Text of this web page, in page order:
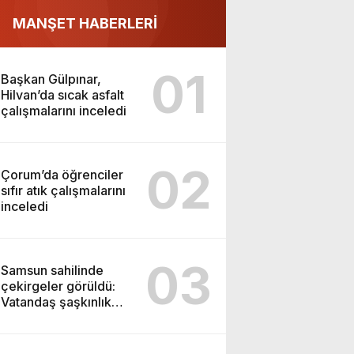
MANŞET HABERLERİ
Başkan Gülpınar,
Hilvan’da sıcak asfalt
çalışmalarını inceledi
01
Çorum’da öğrenciler
sıfır atık çalışmalarını
inceledi
02
Samsun sahilinde
çekirgeler görüldü:
Vatandaş şaşkınlık
03